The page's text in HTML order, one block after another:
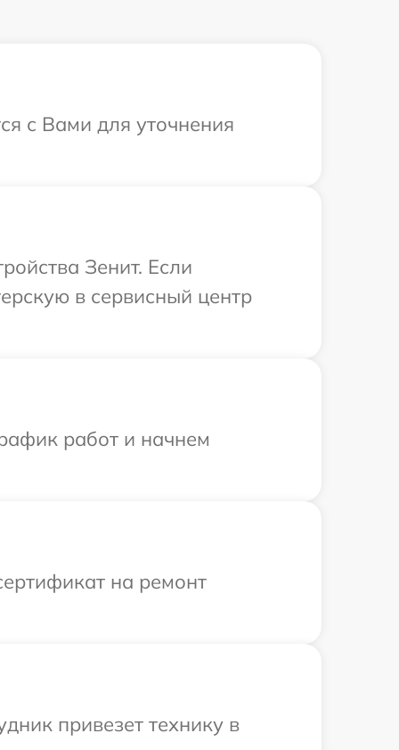
с Вами для уточнения
Зенит. Если
в сервисный центр
работ и начнем
на ремонт
привезет технику в